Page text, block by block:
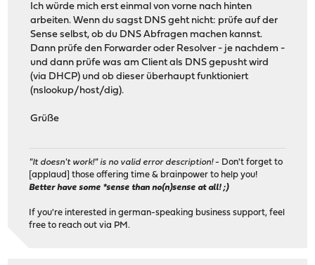
Ich würde mich erst einmal von vorne nach hinten
arbeiten. Wenn du sagst DNS geht nicht: prüfe auf der
Sense selbst, ob du DNS Abfragen machen kannst.
Dann prüfe den Forwarder oder Resolver - je nachdem -
und dann prüfe was am Client als DNS gepusht wird
(via DHCP) und ob dieser überhaupt funktioniert
(nslookup/host/dig).
Grüße
"It doesn't work!" is no valid error description!- Don't forget to
[applaud] those offering time & brainpower to help you!
Better have some *sense than no(n)sense at all! ;)
If you're interested in german-speaking business support, feel
free to reach out via PM.